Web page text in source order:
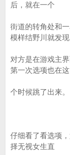
后，就在一个
街道的转角处和
模样结野川就发现
对方是在游戏主
第一次选项也在这
个时候跳了出来。
仔细看了看选项
择无视女生直